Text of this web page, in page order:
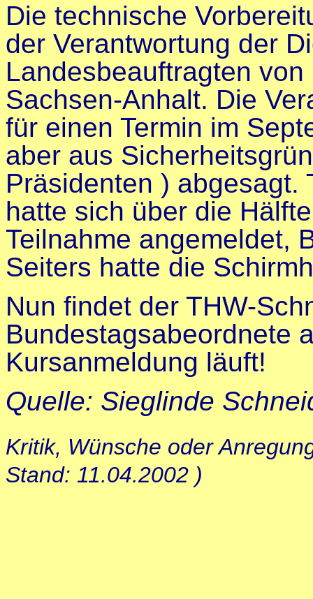
Die technische
der Verantwortung der
Landesbeauftragten
Sachsen-Anhalt. Die
für einen Termin im
aber aus
Präsidenten ) abgesagt.
hatte sich über die
Teilnahme angemeldet,
Seiters hatte die
Nun findet der THW-
Bundestagsabeordnete
Kursanmeldung läuft!
Quelle: Sieglinde
Kritik, Wünsche oder
Stand: 11.04.2002 )